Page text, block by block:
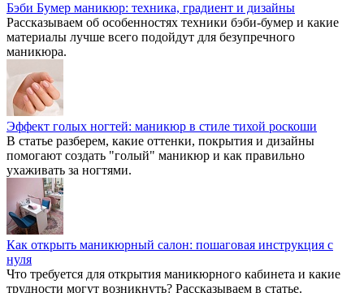
Бэби Бумер маникюр: техника, градиент и дизайны
Рассказываем об особенностях техники бэби-бумер и какие
материалы лучше всего подойдут для безупречного
маникюра.
Эффект голых ногтей: маникюр в стиле тихой роскоши
В статье разберем, какие оттенки, покрытия и дизайны
помогают создать "голый" маникюр и как правильно
ухаживать за ногтями.
Как открыть маникюрный салон: пошаговая инструкция с
нуля
Что требуется для открытия маникюрного кабинета и какие
трудности могут возникнуть? Рассказываем в статье.